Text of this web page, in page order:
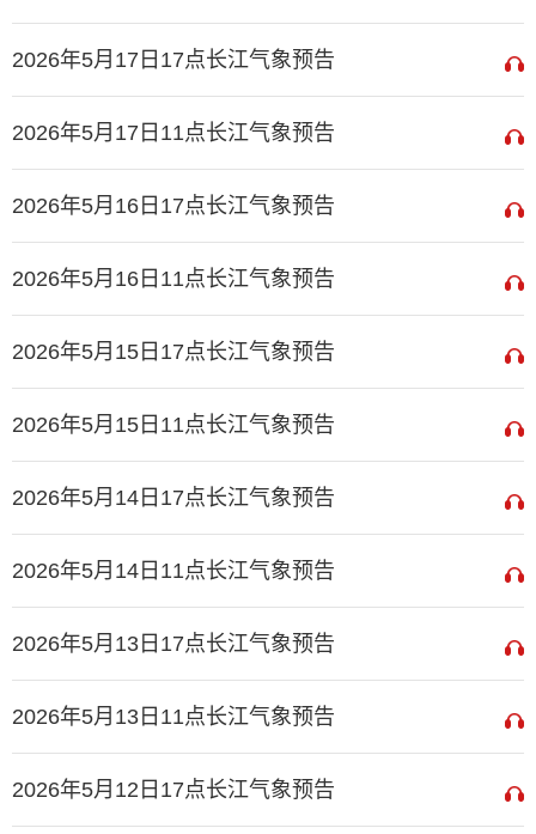
2026年5月17日17点长江气象预告
2026年5月17日11点长江气象预告
2026年5月16日17点长江气象预告
2026年5月16日11点长江气象预告
2026年5月15日17点长江气象预告
2026年5月15日11点长江气象预告
2026年5月14日17点长江气象预告
2026年5月14日11点长江气象预告
2026年5月13日17点长江气象预告
2026年5月13日11点长江气象预告
2026年5月12日17点长江气象预告